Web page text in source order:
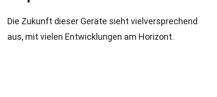
Die Zukunft dieser Geräte sieht vielversprechend
aus, mit vielen Entwicklungen am Horizont.